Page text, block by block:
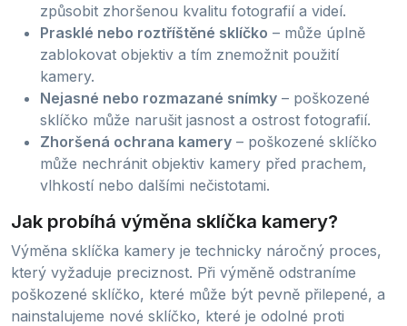
způsobit zhoršenou kvalitu fotografií a videí.
Prasklé nebo roztříštěné sklíčko – může úplně
zablokovat objektiv a tím znemožnit použití
kamery.
Nejasné nebo rozmazané snímky – poškozené
sklíčko může narušit jasnost a ostrost fotografií.
Zhoršená ochrana kamery – poškozené sklíčko
může nechránit objektiv kamery před prachem,
vlhkostí nebo dalšími nečistotami.
Jak probíhá výměna sklíčka kamery?
Výměna sklíčka kamery je technicky náročný proces,
který vyžaduje preciznost. Při výměně odstraníme
poškozené sklíčko, které může být pevně přilepené, a
nainstalujeme nové sklíčko, které je odolné proti